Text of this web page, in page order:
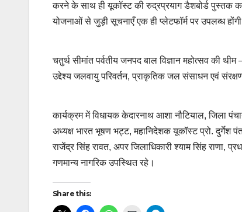
करने के साथ ही यूकॉस्ट की रुद्रप्रयाग डैशबोर्ड पुस्तक का
योजनाओं से जुड़ी सूचनाएँ एक ही प्लेटफॉर्म पर उपलब्ध
चतुर्थ सीमांत पर्वतीय जनपद बाल विज्ञान महोत्सव की
उद्देश्य जलवायु परिवर्तन, प्राकृतिक जल संसाधन एवं
कार्यक्रम में विधायक केदारनाथ आशा नौटियाल, जिला
अध्यक्ष भारत भूषण भट्ट, महानिदेशक यूकॉस्ट प्रो. दुर्गेश
राजेंद्र सिंह रावत, अपर जिलाधिकारी श्याम सिंह राणा,
गणमान्य नागरिक उपस्थित रहे।
Share this: